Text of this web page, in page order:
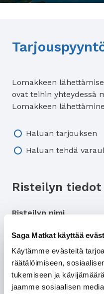
Saga Matkat käyttää
Käytämme evästeitä
räätälöimiseen,
tukemiseen ja
jaamme sosiaalisen
Lomakkeen
ovat teihin yhteydessä
Lomakkeen
Tarjous/varaus
Haluan tarjouksen
Haluan tehdä
Risteilyn tiedot
Risteilyn nimi
Lähtöpäivä